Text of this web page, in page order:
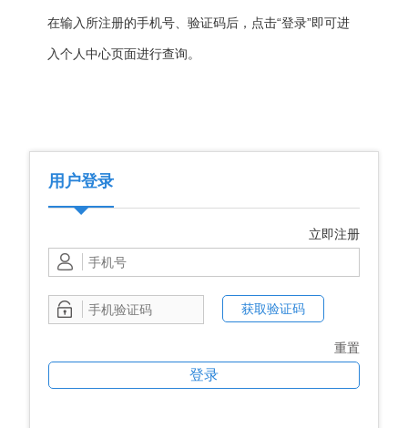
在输入所注册的手机号、验证码后，点击“登录”即可进
入个人中心页面进行查询。
用户登录
立即注册
获取验证码